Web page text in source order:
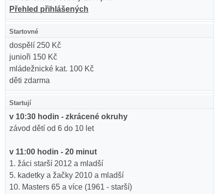
Přehled přihlášených
Startovné
dospělí 250 Kč
junioři 150 Kč
mládežnické kat. 100 Kč
děti zdarma
Startují
v 10:30 hodin - zkrácené okruhy
závod dětí od 6 do 10 let
v 11:00 hodin - 20 minut
1. žáci starší 2012 a mladší
5. kadetky a žačky 2010 a mladší
10. Masters 65 a více (1961 - starší)